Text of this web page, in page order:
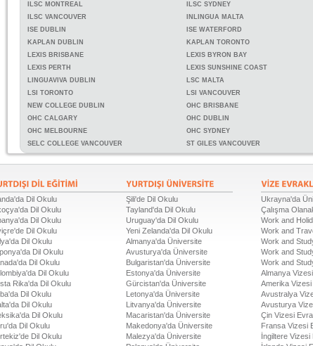
ILSC MONTREAL
ILSC SYDNEY
ILSC VANCOUVER
INLINGUA MALTA
ISE DUBLIN
ISE WATERFORD
KAPLAN DUBLIN
KAPLAN TORONTO
LEXIS BRISBANE
LEXIS BYRON BAY
LEXIS PERTH
LEXIS SUNSHINE COAST
LINGUAVIVA DUBLIN
LSC MALTA
LSI TORONTO
LSI VANCOUVER
NEW COLLEGE DUBLIN
OHC BRISBANE
OHC CALGARY
OHC DUBLIN
OHC MELBOURNE
OHC SYDNEY
SELC COLLEGE VANCOUVER
ST GILES VANCOUVER
Dil Okulu
Dil Okulu
Dil Okulu
Dil Okulu
Dil Okulu
Dil Okulu
Dil Okulu
Dil Okulu
Rika'da Dil Okulu
Dil Okulu
Dil Okulu
Dil Okulu
Dil Okulu
Dil Okulu
Şili'de Dil Okulu
Tayland'da Dil Okulu
Uruguay'da Dil Okulu
Yeni Zelanda'da Dil Okulu
Almanya'da Üniversite
Avusturya'da Üniversite
Bulgaristan'da Üniversite
Estonya'da Üniversite
Gürcistan'da Üniversite
Letonya'da Üniversite
Litvanya'da Üniversite
Macaristan'da Üniversite
Makedonya'da Üniversite
Malezya'da Üniversite
Ukrayna'da
Çalışma
Work and
Work and
Work and
Work and
Work and
Almanya
Amerika Vizesi
Avustralya
Avusturya
Çin Vizesi
Fransa Vizesi
İngiltere Vizesi